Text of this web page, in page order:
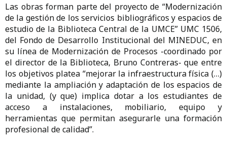
Las obras forman parte del proyecto de “Modernización
de la gestión de los servicios bibliográficos y espacios de
estudio de la Biblioteca Central de la UMCE” UMC 1506,
del Fondo de Desarrollo Institucional del MINEDUC, en
su línea de Modernización de Procesos -coordinado por
el director de la Biblioteca, Bruno Contreras- que entre
los objetivos platea “mejorar la infraestructura física (…)
mediante la ampliación y adaptación de los espacios de
la unidad, (y que) implica dotar a los estudiantes de
acceso a instalaciones, mobiliario, equipo y
herramientas que permitan asegurarle una formación
profesional de calidad”.